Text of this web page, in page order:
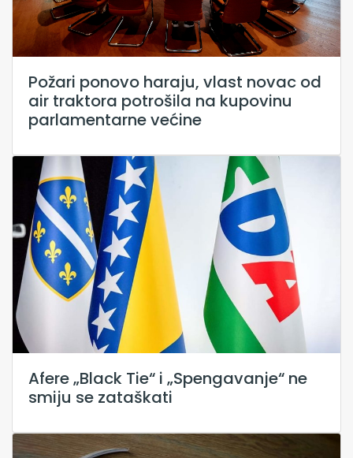
Požari ponovo haraju, vlast novac od
air traktora potrošila na kupovinu
parlamentarne većine
Afere „Black Tie“ i „Spengavanje“ ne
smiju se zataškati